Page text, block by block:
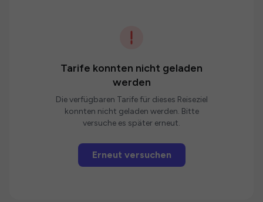
Tarife konnten nicht geladen
werden
Die verfügbaren Tarife für dieses Reiseziel
konnten nicht geladen werden. Bitte
versuche es später erneut.
Erneut versuchen